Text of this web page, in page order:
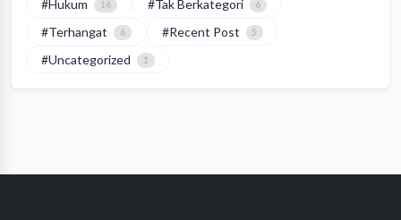
#Hukum 16 #Tak Berkategori 6
#Terhangat 6 #Recent Post 5
#Uncategorized 1